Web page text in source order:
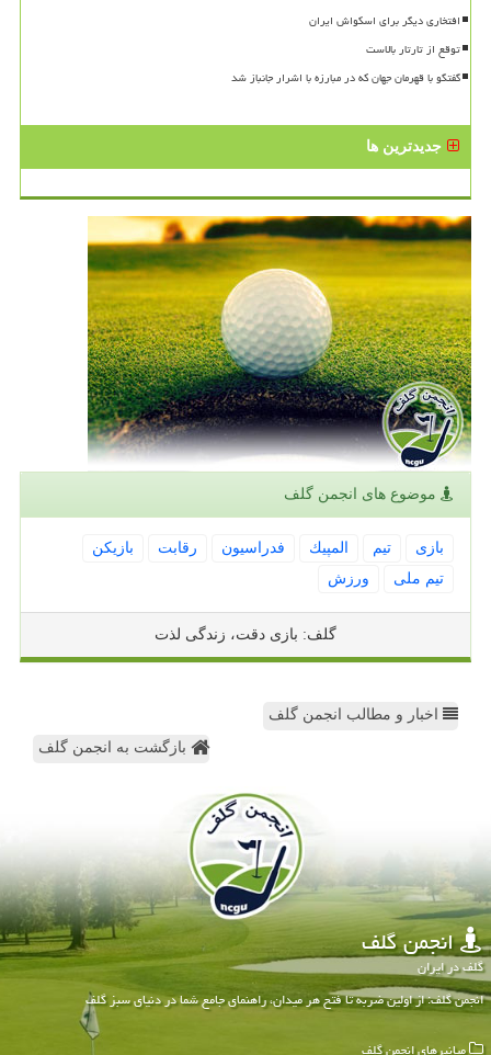
افتخاری دیگر برای اسکواش ایران
توقع از تارتار بالاست
گفتگو با قهرمان جهان که در مبارزه با اشرار جانباز شد
جدیدترین ها
موضوع های انجمن گلف
بازی تیم المپیك فدراسیون رقابت
بازیكن
تیم ملی
ورزش
گلف: بازی دقت، زندگی لذت
اخبار و مطالب انجمن گلف
بازگشت به انجمن گلف
انجمن گلف
گلف در ایران
انجمن گلف: از اولین ضربه تا فتح هر میدان، راهنمای جامع شما در دنیای سبز گلف
میانبرهای انجمن گلف